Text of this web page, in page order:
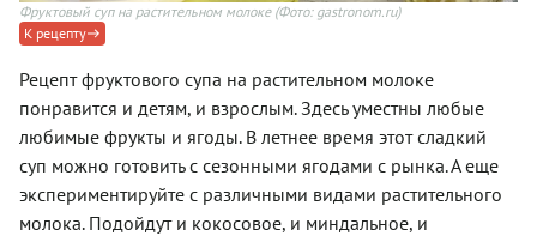
Фруктовый суп на растительном молоке(Фото: gastronom.ru)
К рецепту
Рецепт фруктового супа на растительном молоке
понравится и детям, и взрослым. Здесь уместны любые
любимые фрукты и ягоды. В летнее время этот сладкий
суп можно готовить с сезонными ягодами с рынка. А еще
экспериментируйте с различными видами растительного
молока. Подойдут и кокосовое, и миндальное, и